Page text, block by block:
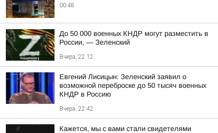
00:48
До 50 000 военных КНДР могут разместить в
России, — Зеленский
Вчера, 22:12
Евгений Лисицын: Зеленский заявил о
возможной переброске до 50 тысяч военных
КНДР в Россию
Вчера, 22:42
Кажется, мы с вами стали свидетелями